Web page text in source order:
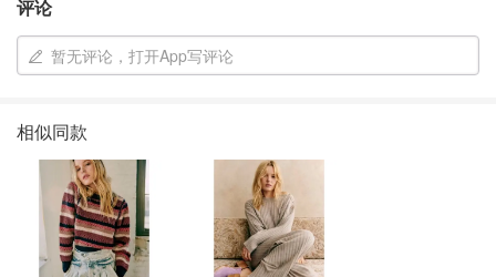
评论
暂无评论，打开App写评论
相似同款